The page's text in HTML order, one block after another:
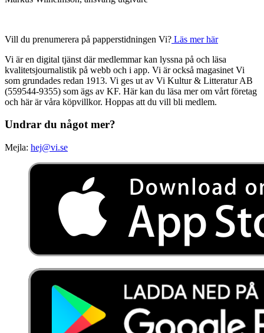
Vill du prenumerera på papperstidningen Vi? Läs mer här
Vi är en digital tjänst där medlemmar kan lyssna på och läsa
kvalitetsjournalistik på webb och i app. Vi är också magasinet Vi
som grundades redan 1913. Vi ges ut av Vi Kultur & Litteratur AB
(559544-9355) som ägs av KF. Här kan du läsa mer om vårt företag
och här är våra köpvillkor. Hoppas att du vill bli medlem.
Undrar du något mer?
Mejla: hej@vi.se